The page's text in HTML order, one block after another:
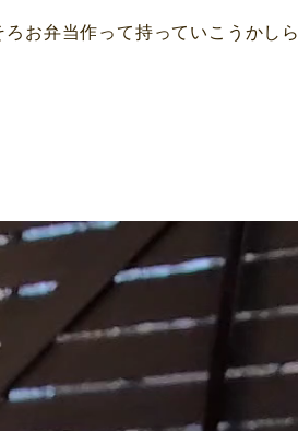
お弁当作って持っていこうかしら